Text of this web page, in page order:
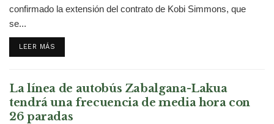
confirmado la extensión del contrato de Kobi Simmons, que
se...
LEER MÁS
La línea de autobús Zabalgana-Lakua
tendrá una frecuencia de media hora con
26 paradas